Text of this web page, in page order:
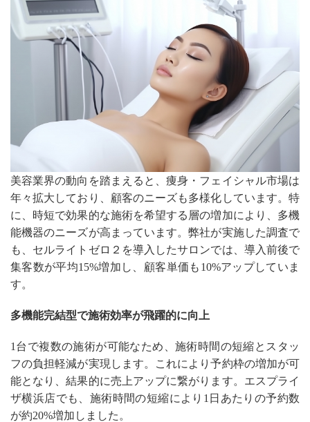
美容業界の動向を踏まえると、痩身・フェイシャル市場は
年々拡大しており、顧客のニーズも多様化しています。特
に、時短で効果的な施術を希望する層の増加により、多機
能機器のニーズが高まっています。弊社が実施した調査で
も、セルライトゼロ２を導入したサロンでは、導入前後で
集客数が平均15%増加し、顧客単価も10%アップしていま
す。
多機能完結型で施術効率が飛躍的に向上
1台で複数の施術が可能なため、施術時間の短縮とスタッ
フの負担軽減が実現します。これにより予約枠の増加が可
能となり、結果的に売上アップに繋がります。エスプライ
ザ横浜店でも、施術時間の短縮により1日あたりの予約数
が約20%増加しました。